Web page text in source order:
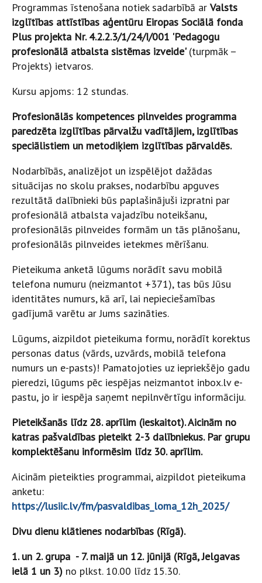
Programmas īstenošana notiek sadarbībā ar Valsts
izglītības attīstības aģentūru Eiropas Sociālā fonda
Plus projekta Nr. 4.2.2.3/1/24/I/001 'Pedagogu
profesionālā atbalsta sistēmas izveide'(turpmāk –
Projekts) ietvaros.
Kursu apjoms: 12 stundas.
Profesionālās kompetences pilnveides programma
paredzēta izglītības pārvalžu vadītājiem, izglītības
speciālistiem un metodiķiem izglītības pārvaldēs.
Nodarbībās, analizējot un izspēlējot dažādas
situācijas no skolu prakses, nodarbību apguves
rezultātā dalībnieki būs paplašinājuši izpratni par
profesionālā atbalsta vajadzību noteikšanu,
profesionālās pilnveides formām un tās plānošanu,
profesionālās pilnveides ietekmes mērīšanu.
Pieteikuma anketā lūgums norādīt savu mobilā
telefona numuru (neizmantot +371), tas būs Jūsu
identitātes numurs, kā arī, lai nepieciešamības
gadījumā varētu ar Jums sazināties.
Lūgums, aizpildot pieteikuma formu, norādīt korektus
personas datus (vārds, uzvārds, mobilā telefona
numurs un e-pasts)! Pamatojoties uz iepriekšējo gadu
pieredzi, lūgums pēc iespējas neizmantot inbox.lv e-
pastu, jo ir iespēja saņemt nepilnvērtīgu informāciju.
Pieteikšanās līdz 28. aprīlim (ieskaitot). Aicinām no
katras pašvaldības pieteikt 2-3 dalībniekus. Par grupu
komplektēšanu informēsim līdz 30. aprīlim.
Aicinām pieteikties programmai, aizpildot pieteikuma
anketu:
https://lusiic.lv/fm/pasvaldibas_loma_12h_2025/
Divu dienu klātienes nodarbības (Rīgā).
1. un 2. grupa - 7. maijā un 12. jūnijā (Rīgā, Jelgavas
ielā 1 un 3) no plkst. 10.00 līdz 15.30.